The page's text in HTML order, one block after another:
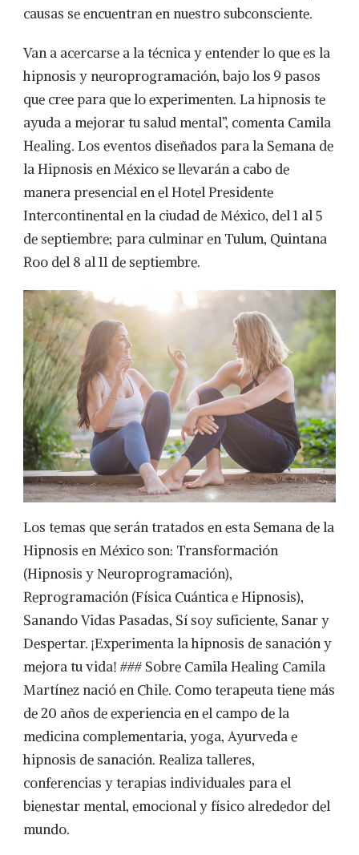
causas se encuentran en nuestro subconsciente.
Van a acercarse a la técnica y entender lo que es la
hipnosis y neuroprogramación, bajo los 9 pasos
que cree para que lo experimenten. La hipnosis te
ayuda a mejorar tu salud mental”, comenta Camila
Healing. Los eventos diseñados para la Semana de
la Hipnosis en México se llevarán a cabo de
manera presencial en el Hotel Presidente
Intercontinental en la ciudad de México, del 1 al 5
de septiembre; para culminar en Tulum, Quintana
Roo del 8 al 11 de septiembre.
Los temas que serán tratados en esta Semana de la
Hipnosis en México son: Transformación
(Hipnosis y Neuroprogramación),
Reprogramación (Física Cuántica e Hipnosis),
Sanando Vidas Pasadas, Sí soy suficiente, Sanar y
Despertar. ¡Experimenta la hipnosis de sanación y
mejora tu vida! ### Sobre Camila Healing Camila
Martínez nació en Chile. Como terapeuta tiene más
de 20 años de experiencia en el campo de la
medicina complementaria, yoga, Ayurveda e
hipnosis de sanación. Realiza talleres,
conferencias y terapias individuales para el
bienestar mental, emocional y físico alrededor del
mundo.